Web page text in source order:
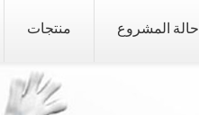
منتجات حالة المشروع